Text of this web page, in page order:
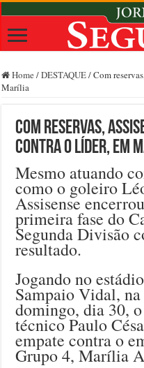
Home /DESTAQUE/Com
Marília
Com reservas,
contra o líder, em
Mesmo atuando
como o goleiro
Assisense
primeira fase do
Segunda Divisão
resultado.
Jogando no
Sampaio Vidal, na
domingo, dia 30,
técnico Paulo
empate contra o
Grupo 4, Marília